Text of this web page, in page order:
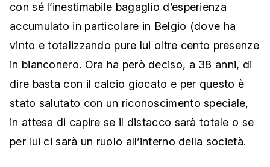
con sé l’inestimabile bagaglio d’esperienza
accumulato in particolare in Belgio (dove ha
vinto e totalizzando pure lui oltre cento presenze
in bianconero. Ora ha però deciso, a 38 anni, di
dire basta con il calcio giocato e per questo è
stato salutato con un riconoscimento speciale,
in attesa di capire se il distacco sarà totale o se
per lui ci sarà un ruolo all’interno della società.